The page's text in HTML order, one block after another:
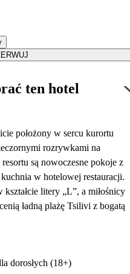
ten hotel
położony w sercu kurortu
rozrywkami na
są nowoczesne pokoje z
w hotelowej restauracji.
litery „L”, a miłośnicy
ładną plażę Tsilivi z bogatą
dorosłych (18+)